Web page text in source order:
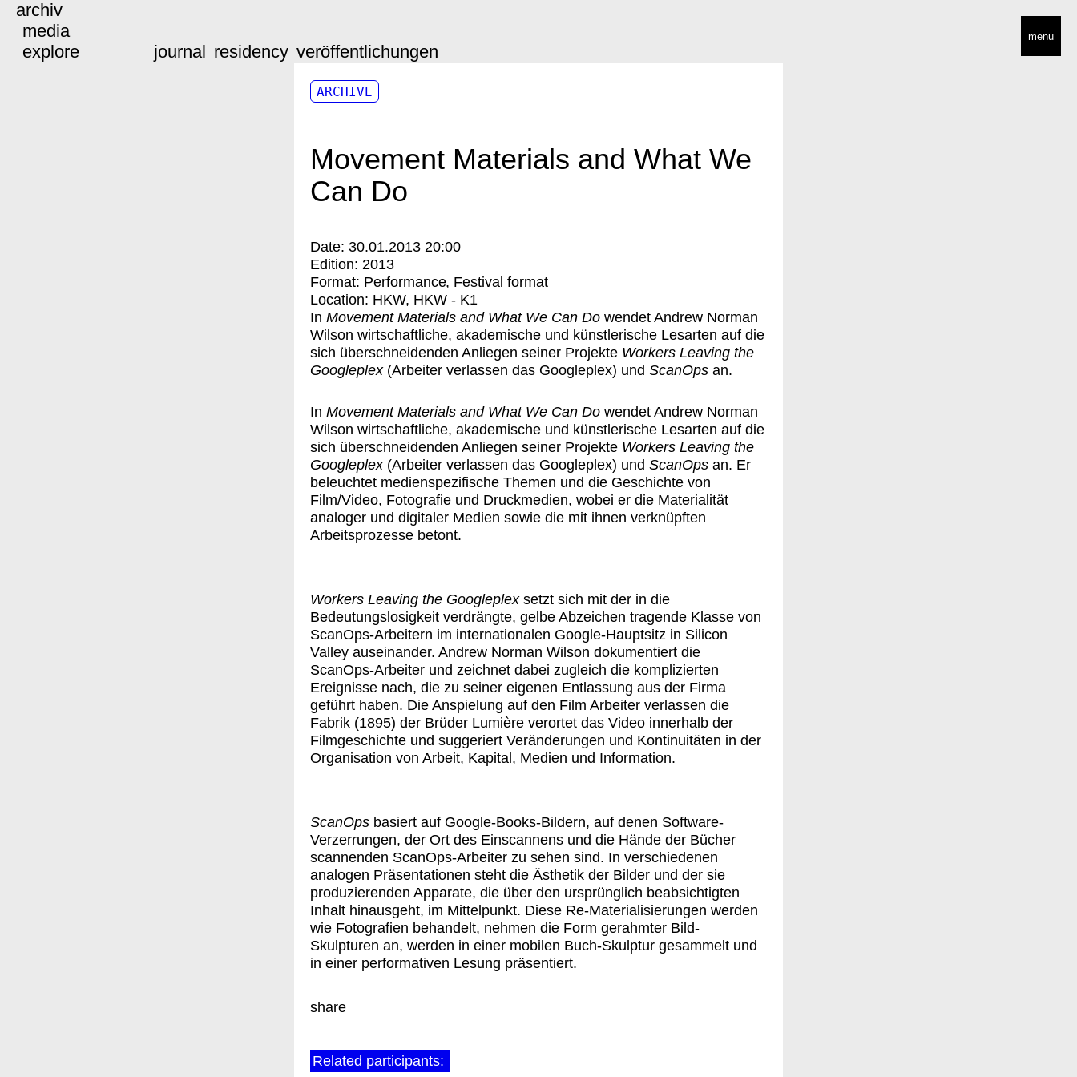
menu
archiv
media
explore
journal residency veröffentlichungen
ARCHIVE
Movement Materials and What We
Can Do
Date: 30.01.2013 20:00
Edition: 2013
Format: Performance Festival format
Location: HKW HKW - K1
In Movement Materials and What We Can Do wendet Andrew Norman
Wilson wirtschaftliche, akademische und künstlerische Lesarten auf die
sich überschneidenden Anliegen seiner Projekte Workers Leaving the
Googleplex(Arbeiter verlassen das Googleplex) und ScanOps an.
In Movement Materials and What We Can Do wendet Andrew Norman
Wilson wirtschaftliche, akademische und künstlerische Lesarten auf die
sich überschneidenden Anliegen seiner Projekte Workers Leaving the
Googleplex(Arbeiter verlassen das Googleplex) und ScanOps an. Er
beleuchtet medienspezifische Themen und die Geschichte von
Film/Video, Fotografie und Druckmedien, wobei er die Materialität
analoger und digitaler Medien sowie die mit ihnen verknüpften
Arbeitsprozesse betont.
Workers Leaving the Googleplex setzt sich mit der in die
Bedeutungslosigkeit verdrängte, gelbe Abzeichen tragende Klasse von
ScanOps-Arbeitern im internationalen Google-Hauptsitz in Silicon
Valley auseinander. Andrew Norman Wilson dokumentiert die
ScanOps-Arbeiter und zeichnet dabei zugleich die komplizierten
Ereignisse nach, die zu seiner eigenen Entlassung aus der Firma
geführt haben. Die Anspielung auf den Film Arbeiter verlassen die
Fabrik (1895) der Brüder Lumière verortet das Video innerhalb der
Filmgeschichte und suggeriert Veränderungen und Kontinuitäten in der
Organisation von Arbeit, Kapital, Medien und Information.
ScanOps basiert auf Google-Books-Bildern, auf denen Software-
Verzerrungen, der Ort des Einscannens und die Hände der Bücher
scannenden ScanOps-Arbeiter zu sehen sind. In verschiedenen
analogen Präsentationen steht die Ästhetik der Bilder und der sie
produzierenden Apparate, die über den ursprünglich beabsichtigten
Inhalt hinausgeht, im Mittelpunkt. Diese Re-Materialisierungen werden
wie Fotografien behandelt, nehmen die Form gerahmter Bild-
Skulpturen an, werden in einer mobilen Buch-Skulptur gesammelt und
in einer performativen Lesung präsentiert.
share
Related participants: